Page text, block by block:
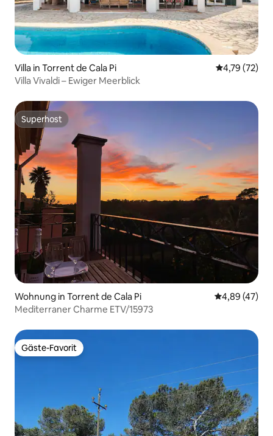
Villa in Torrent de Cala Pi
4,79 (72)
Villa Vivaldi – Ewiger Meerblick
Superhost
Superhost
Wohnung in Torrent de Cala Pi
4,89 (47)
Mediterraner Charme ETV/15973
Gäste-Favorit
Gäste-Favorit